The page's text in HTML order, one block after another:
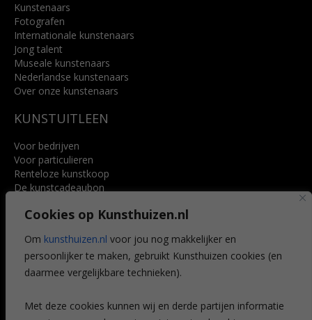
Cookies op Kunsthuizen.nl
Om kunsthuizen.nl voor jou nog makkelijker en
persoonlijker te maken, gebruikt Kunsthuizen cookies (en
daarmee vergelijkbare technieken).
Met deze cookies kunnen wij en derde partijen informatie
Kunstenaars
Fotografen
Internationale kunstenaars
Jong talent
Museale kunstenaars
Nederlandse kunstenaars
Over onze kunstenaars
KUNSTUITLEEN
Voor bedrijven
Voor particulieren
Renteloze kunstkoop
De kunstcadeaubon
Voordelen
Veelgestelde vragen
CONTACT
Leiden